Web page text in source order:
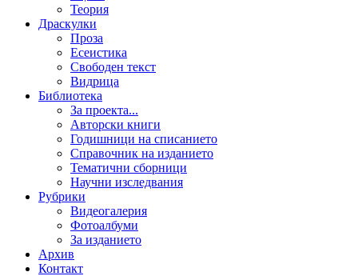
Теория
Драскулки
Проза
Есеистика
Свободен текст
Видрица
Библиотека
За проекта...
Авторски книги
Годишници на списанието
Справочник на изданието
Тематични сборници
Научни изследвания
Рубрики
Видеогалерия
Фотоалбуми
За изданието
Архив
Контакт